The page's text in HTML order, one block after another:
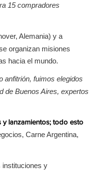
15 compradores
Alemania) y a
organizan misiones
hacia el mundo.
anfitrión, fuimos elegidos
de Buenos Aires, expertos
y lanzamientos; todo esto
Carne Argentina,
instituciones y